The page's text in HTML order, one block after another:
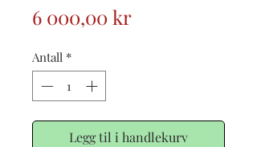
6 000,00 krPris
Antall *
Legg til i handlekurv